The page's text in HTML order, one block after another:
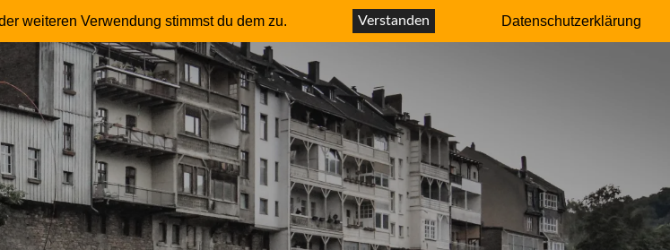
– Master Instruktor – Trommler – Autor
weiteren Verwendung stimmst du dem zu. Verstanden Datenschutzerklärung